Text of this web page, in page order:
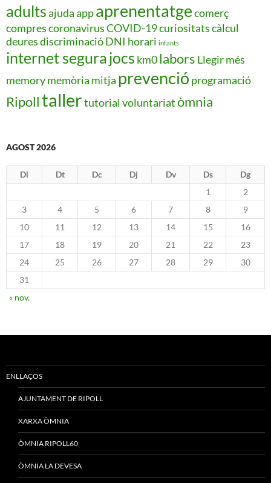
adultsajudaappaprenentatgecomerç
comprescoronavirusCOVID-19curiositatscàlcul
deuresdiscriminacióDNI horari infants
internet segurajocs km0labors Llegir més
memorymemòria mitja prevenció programació
Ripolltallertutorial voluntariatòmnia
AGOST 2026
Dl Dt Dc Dj Dv Ds
Dg
1
2
3
4 5 6 7 8
9
10
11 12 13 14 15
16
17
18 19 20 21 22
23
24
25 26 27 28 29
30
31
« nov.
ENLLAÇOS
AJUNTAMENT DE RIPOLL
XARXA ÒMNIA
ÒMNIA RIPOLL60
ÒMNIA LA DEVESA